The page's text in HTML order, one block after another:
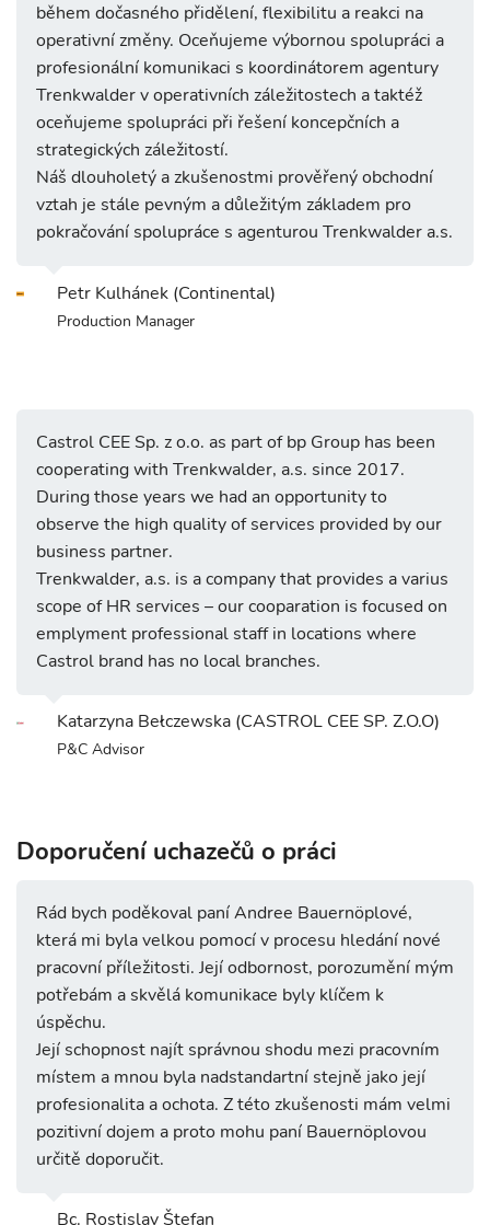
během dočasného přidělení, flexibilitu a reakci na
operativní změny. Oceňujeme výbornou spolupráci a
profesionální komunikaci s koordinátorem agentury
Trenkwalder v operativních záležitostech a taktéž
oceňujeme spolupráci při řešení koncepčních a
strategických záležitostí.
Náš dlouholetý a zkušenostmi prověřený obchodní
vztah je stále pevným a důležitým základem pro
pokračování spolupráce s agenturou Trenkwalder a.s.
Petr Kulhánek (Continental)
Production Manager
Castrol CEE Sp. z o.o. as part of bp Group has been
cooperating with Trenkwalder, a.s. since 2017.
During those years we had an opportunity to
observe the high quality of services provided by our
business partner.
Trenkwalder, a.s. is a company that provides a varius
scope of HR services – our cooparation is focused on
emplyment professional staff in locations where
Castrol brand has no local branches.
Katarzyna Bełczewska (CASTROL CEE SP. Z.O.O)
P&C Advisor
Doporučení uchazečů o práci
Rád bych poděkoval paní Andree Bauernöplové,
která mi byla velkou pomocí v procesu hledání nové
pracovní příležitosti. Její odbornost, porozumění mým
potřebám a skvělá komunikace byly klíčem k
úspěchu.
Její schopnost najít správnou shodu mezi pracovním
místem a mnou byla nadstandartní stejně jako její
profesionalita a ochota. Z této zkušenosti mám velmi
pozitivní dojem a proto mohu paní Bauernöplovou
určitě doporučit.
Bc. Rostislav Štefan